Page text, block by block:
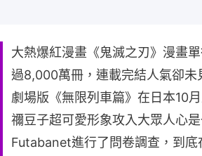
大熱爆紅漫畫《鬼滅之刃》漫畫
過8,000萬冊，連載完結人氣卻未
劇場版《無限列車篇》在日本10
禰豆子超可愛形象攻入大眾人心
Futabanet進行了問卷調查，到底